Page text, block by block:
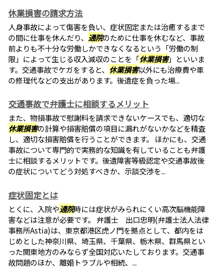
休業損害の請求方法
人身事故によって傷害を負い、症状固定または治癒するまで
の間に仕事を休んだり、 通院のために仕事を休むなど、事故
前よりも不十分な労働しかできなくなるという「労働の制
限」によって生じる収入減収のことを「休業損害」といいま
す。交通事故でケガをすると、 休業損害以外にも治療費や車
の修理代などの支出があります。後遺症を負った場...
交通事故で弁護士に相談するメリット
また、物損事故で慰謝料を請求できないケースでも、適切な
休業損害の計算や損害賠償の項目に漏れがないかなどを精査
し、適切な損害賠償を行うことができます。 ほかにも、交通
事故について専門的で実務的な知識を有していることも弁護
士に相談するメリットです。後遺障害等級認定や交通事故後
の症状についてどう対処すべきか、示談交渉を...
症状固定とは
とくに、入院や通院時には症状がみられにくい高次脳機能障
害などは注意が必要です。 弁護士 出口忠明(弁護士法人法律
事務所Astia)は、東京都港区虎ノ門を拠点として、都内をは
じめとした神奈川県、埼玉県、千葉県、栃木県、群馬県とい
った関東地方のみならず全国対応いたしております。交通事
故問題のほか、離婚トラブルや相続、...